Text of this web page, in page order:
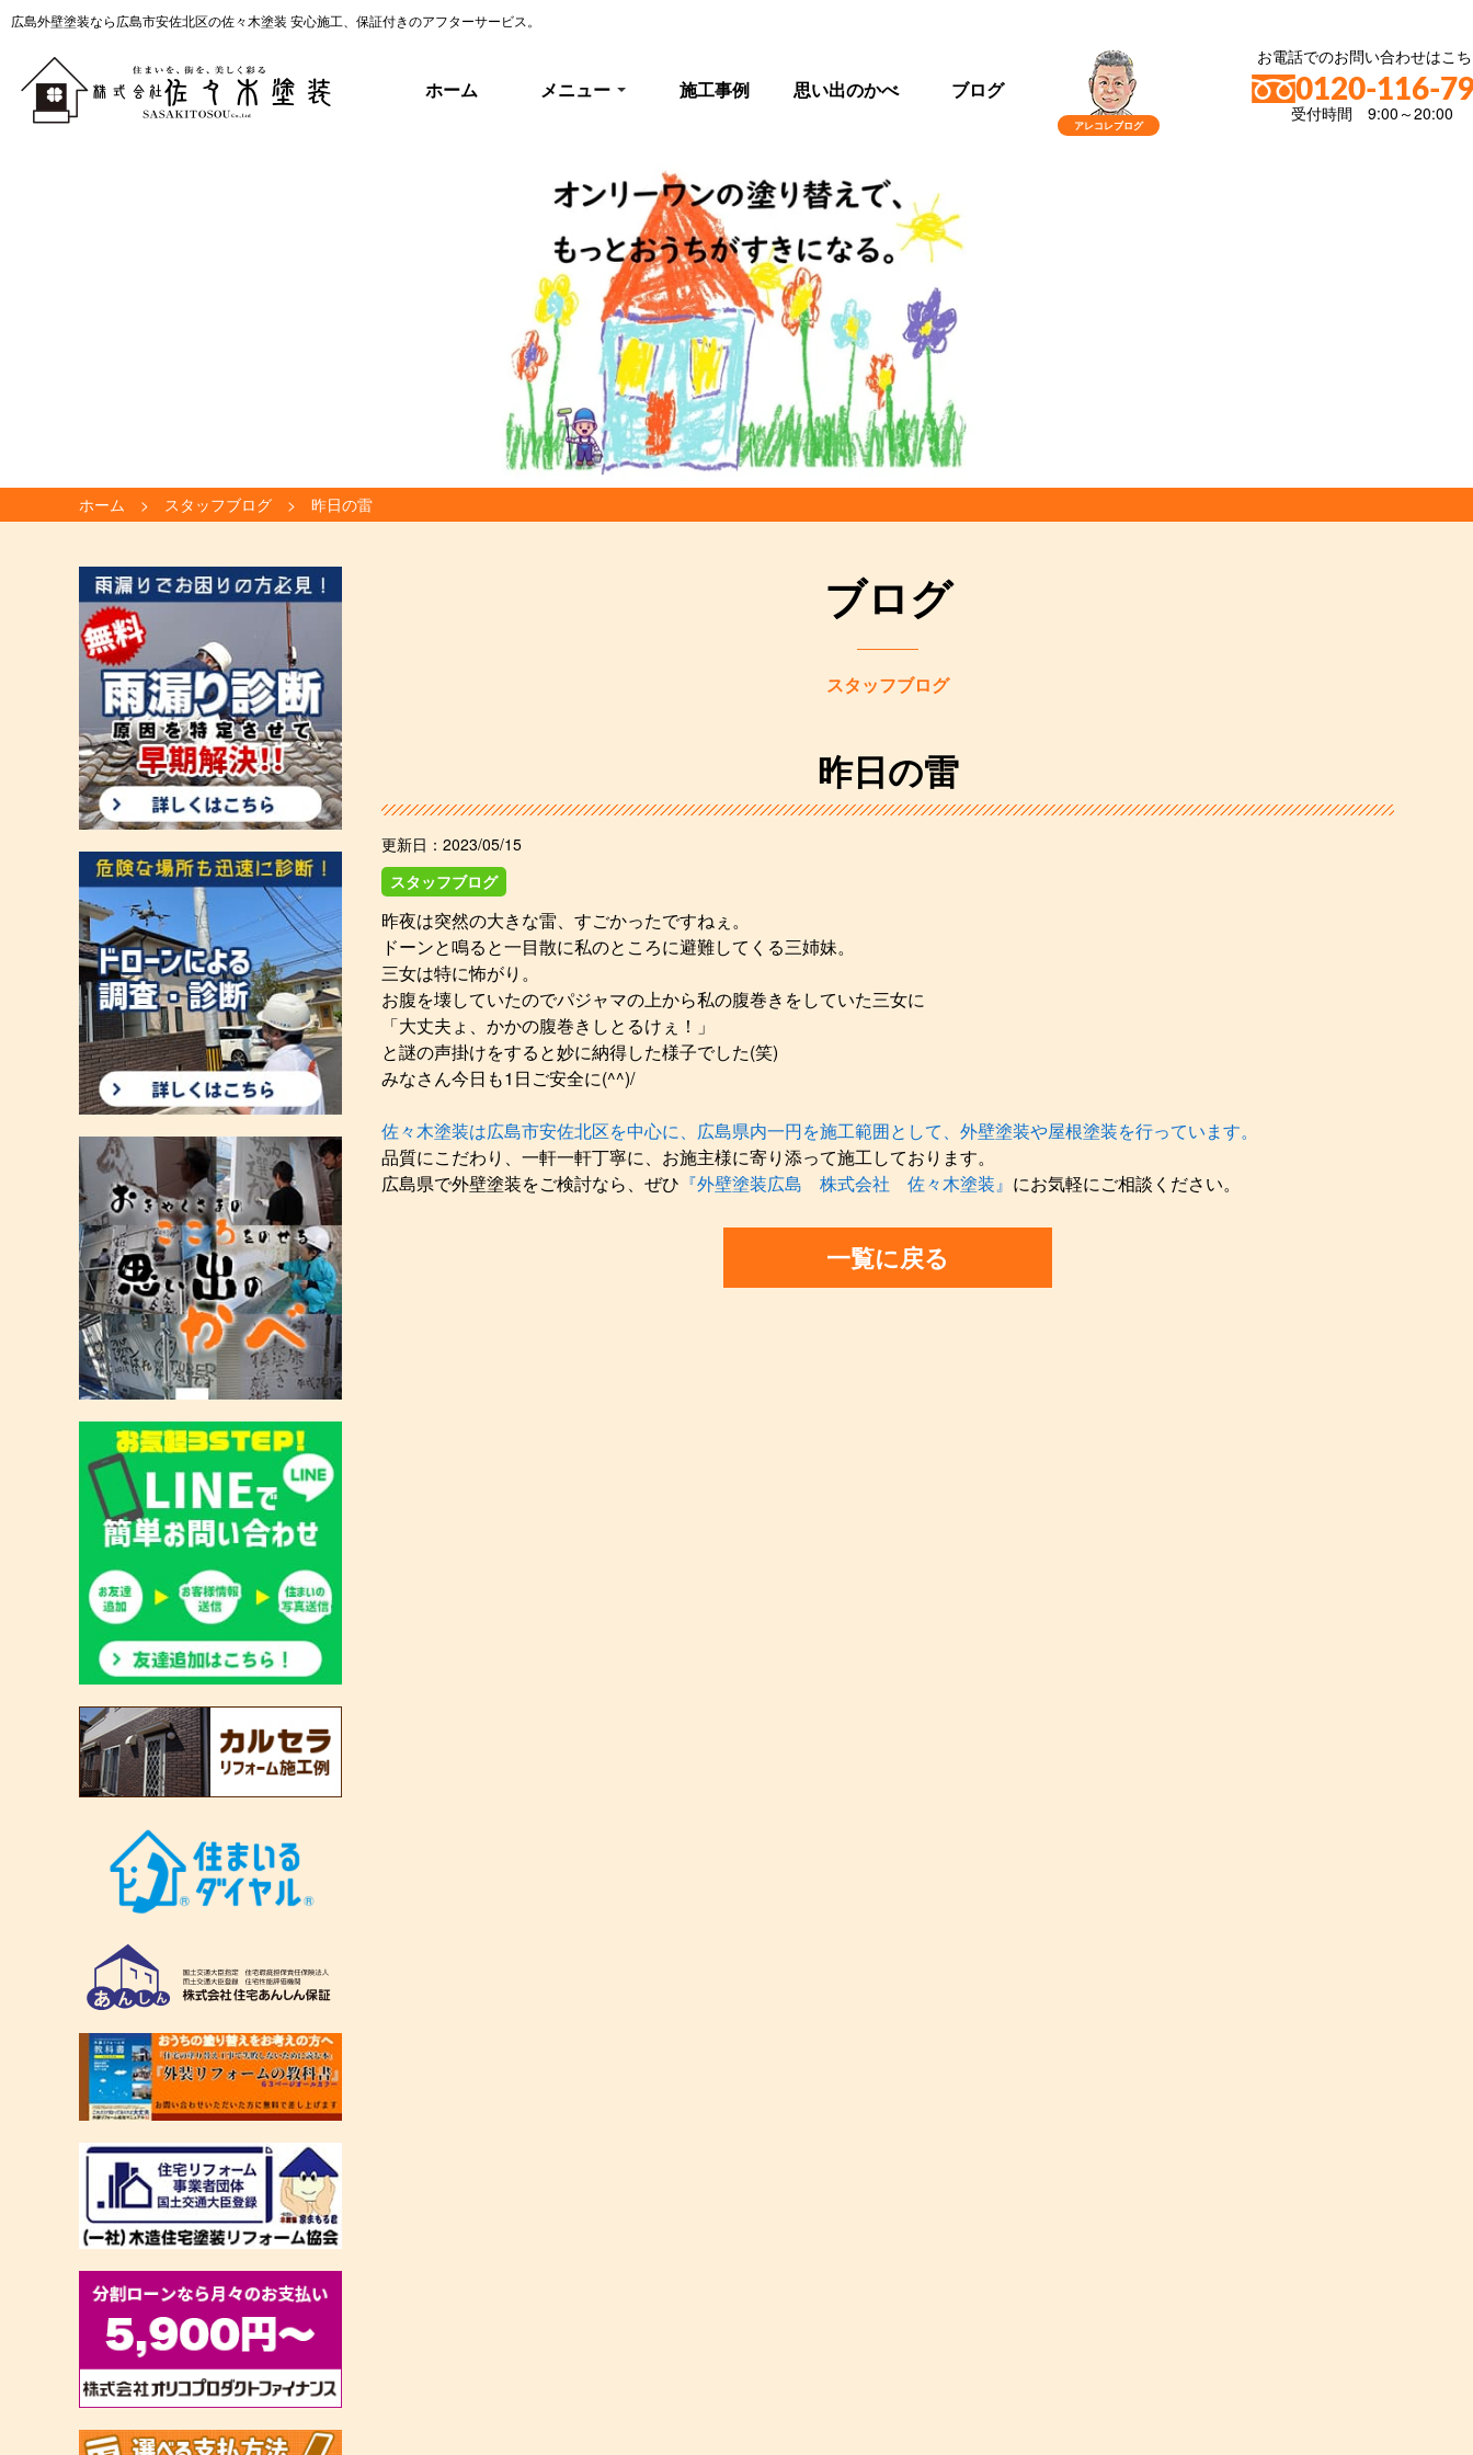
広島外壁塗装なら広島市安佐北区の佐々木塗装 安心施工、保証付きのアフターサービス。
ホーム メニュー 施工事例 思い出のかべ ブログ
お電話でのお問い合わせはこ
0120-116-
受付時間 9:00～20:00
ホーム スタッフブログ 昨日の雷
ブログ
スタッフブログ
昨日の雷
更新日： 2023/05/15
スタッフブログ
昨夜は突然の大きな雷、すごかったですねぇ。
ドーンと鳴ると一目散に私のところに避難してくる三姉妹。
三女は特に怖がり。
お腹を壊していたのでパジャマの上から私の腹巻きをしていた三女に
「大丈夫ょ、かかの腹巻きしとるけぇ！」
と謎の声掛けをすると妙に納得した様子でした(笑)
みなさん今日も1日ご安全に(^^)/
佐々木塗装は広島市安佐北区を中心に、広島県内一円を施工範囲として、外壁塗装や屋根塗装を行っています。
品質にこだわり、一軒一軒丁寧に、お施主様に寄り添って施工しております。
広島県で外壁塗装をご検討なら、ぜひ 『外壁塗装広島 株式会社 佐々木塗装』 にお気軽にご相談ください。
一覧に戻る